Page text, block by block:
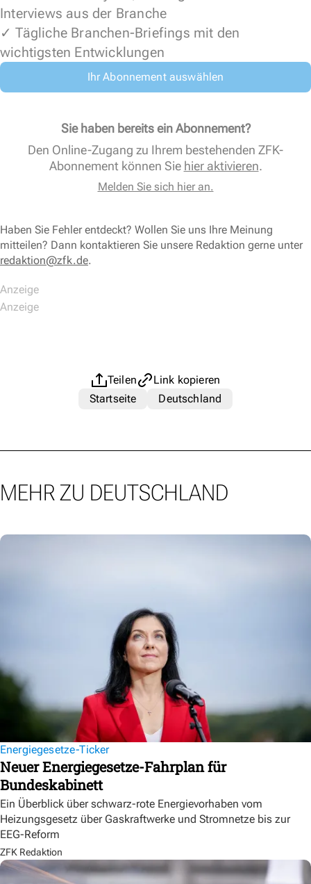
Interviews aus der Branche
✓ Tägliche Branchen-Briefings mit den
wichtigsten Entwicklungen
Ihr Abonnement auswählen
Sie haben bereits ein Abonnement?
Den Online-Zugang zu Ihrem bestehenden ZFK-
Abonnement können Sie hier aktivieren.
Melden Sie sich hier an.
Haben Sie Fehler entdeckt? Wollen Sie uns Ihre Meinung
mitteilen? Dann kontaktieren Sie unsere Redaktion gerne unter
redaktion@zfk.de.
Teilen
Link kopieren
Startseite
Deutschland
MEHR ZU DEUTSCHLAND
Energiegesetze-Ticker
Neuer Energiegesetze-Fahrplan für
Bundeskabinett
Ein Überblick über schwarz-rote Energievorhaben vom
Heizungsgesetz über Gaskraftwerke und Stromnetze bis zur
EEG-Reform
ZFK Redaktion